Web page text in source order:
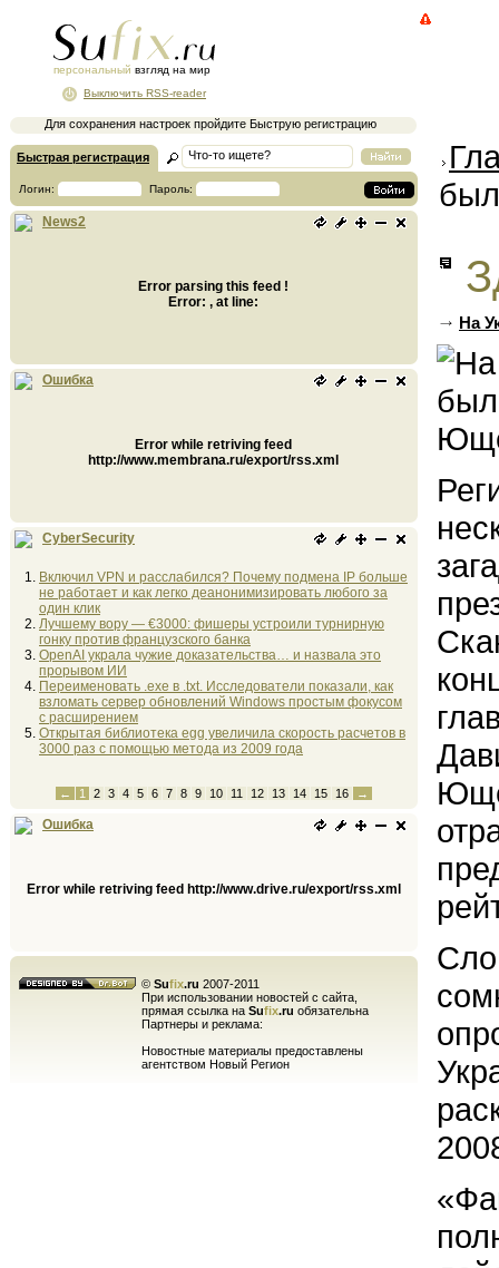
персональный взгляд на мир
Для сохранения настроек пройдите Быструю регистрацию
Выключить RSS-reader
Быстрая регистрация
Логин: Пароль:
News2
Error parsing this feed !
Error: , at line:
Ошибка
Error while retriving feed
http://www.membrana.ru/export/rss.xml
CyberSecurity
Включил VPN и расслабился? Почему подмена IP больше
не работает и как легко деанонимизировать любого за
один клик
Лучшему вору — €3000: фишеры устроили турнирную
гонку против французского банка
OpenAI украла чужие доказательства… и назвала это
прорывом ИИ
Переименовать .exe в .txt. Исследователи показали, как
взломать сервер обновлений Windows простым фокусом
с расширением
Открытая библиотека egg увеличила скорость расчетов в
3000 раз с помощью метода из 2009 года
← 1 2 3 4 5 6 7 8 9 10 11 12 13 14 15 16 →
Ошибка
Error while retriving feed http://www.drive.ru/export/rss.xml
© Sufix.ru 2007-2011
При использовании новостей с сайта,
прямая ссылка на Sufix.ru обязательна
Партнеры и реклама:
Новостные материалы предоставлены
агентством Новый Регион
На